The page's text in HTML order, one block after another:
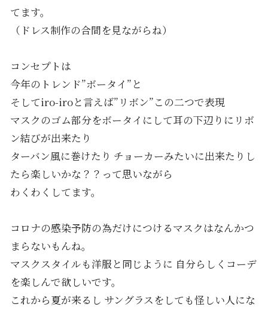
てます。
（ドレス制作の合間を見ながらね）
コンセプトは
今年のトレンド”ボータイ”と
そしてiro-iroと言えば”リボン”この二つで表現
マスクのゴム部分をボータイにして耳の下辺りにリボ
ン結びが出来たり
ターバン風に巻けたり チョーカーみたいに出来たりし
たら楽しいかな？？って思いながら
わくわくしてます。
コロナの感染予防の為だけにつけるマスクはなんかつ
まらないもんね。
マスクスタイルも洋服と同じように 自分らしくコーデ
を楽しんで欲しいです。
これから夏が来るし サングラスをしても怪しい人にな